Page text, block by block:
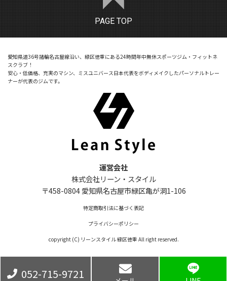
PAGE TOP
愛知県道36号諸輪名古屋線沿い、緑区徳重にある24時間年中無休スポーツジム・フィットネ
スクラブ！
安心・低価格、充実のマシン、ミスユニバース日本代表をボディメイクしたパーソナルトレー
ナーが代表のジムです。
運営会社
株式会社リーン・スタイル
〒458-0804 愛知県名古屋市緑区亀が洞1-106
特定商取引法に基づく表記
プライバシーポリシー
copyright (C) リーンスタイル 緑区徳重 All right reserved.
052-715-9721